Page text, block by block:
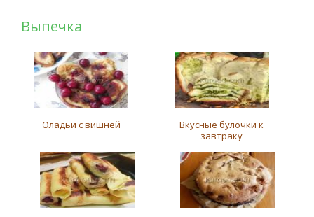
Выпечка
Оладьи с вишней
Вкусные булочки к
завтраку